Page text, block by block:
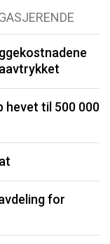
hevet til 500 000
for